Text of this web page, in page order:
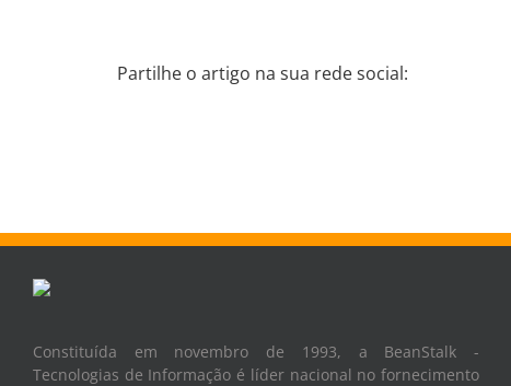
Partilhe o artigo na sua rede social:
Constituída em novembro de 1993, a BeanStalk -
Tecnologias de Informação é líder nacional no fornecimento